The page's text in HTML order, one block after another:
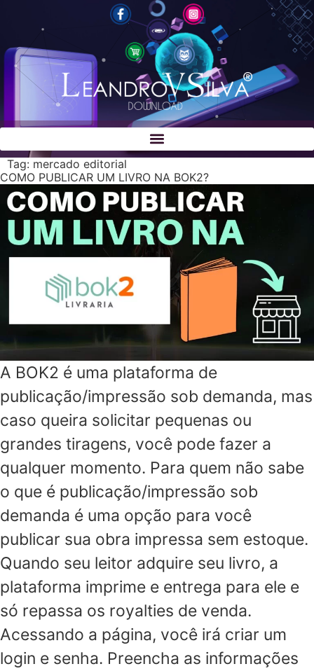
Tag: mercado editorial
COMO PUBLICAR UM LIVRO NA BOK2?
A BOK2 é uma plataforma de
publicação/impressão sob demanda, mas
caso queira solicitar pequenas ou
grandes tiragens, você pode fazer a
qualquer momento. Para quem não sabe
o que é publicação/impressão sob
demanda é uma opção para você
publicar sua obra impressa sem estoque.
Quando seu leitor adquire seu livro, a
plataforma imprime e entrega para ele e
só repassa os royalties de venda.
Acessando a página, você irá criar um
login e senha. Preencha as informações